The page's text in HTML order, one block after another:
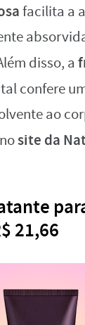
facilita a
disso, a
confere
ao
site da
21,66